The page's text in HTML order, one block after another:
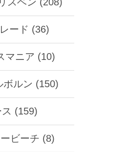
ード (36)
マニア (10)
ボルン (150)
(159)
ビーチ (8)